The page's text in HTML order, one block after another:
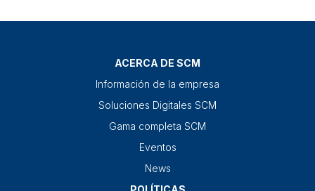
ACERCA DE SCM
Información de la empresa
Soluciones Digitales SCM
Gama completa SCM
Eventos
News